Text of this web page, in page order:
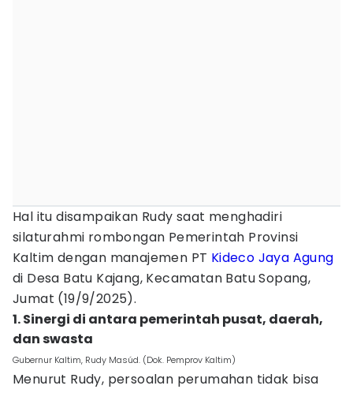
Hal itu disampaikan Rudy saat menghadiri
silaturahmi rombongan Pemerintah Provinsi
Kaltim dengan manajemen PT Kideco Jaya Agung
di Desa Batu Kajang, Kecamatan Batu Sopang,
Jumat (19/9/2025).
1. Sinergi di antara pemerintah pusat, daerah,
dan swasta
Gubernur Kaltim, Rudy Masúd. (Dok. Pemprov Kaltim)
Menurut Rudy, persoalan perumahan tidak bisa